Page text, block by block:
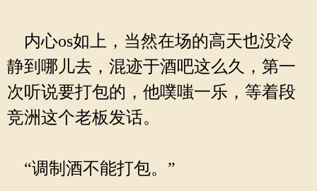
内心os如上，当然在场的高天也没冷
静到哪儿去，混迹于酒吧这么久，第一
次听说要打包的，他噗嗤一乐，等着段
竞洲这个老板发话。
“调制酒不能打包。”